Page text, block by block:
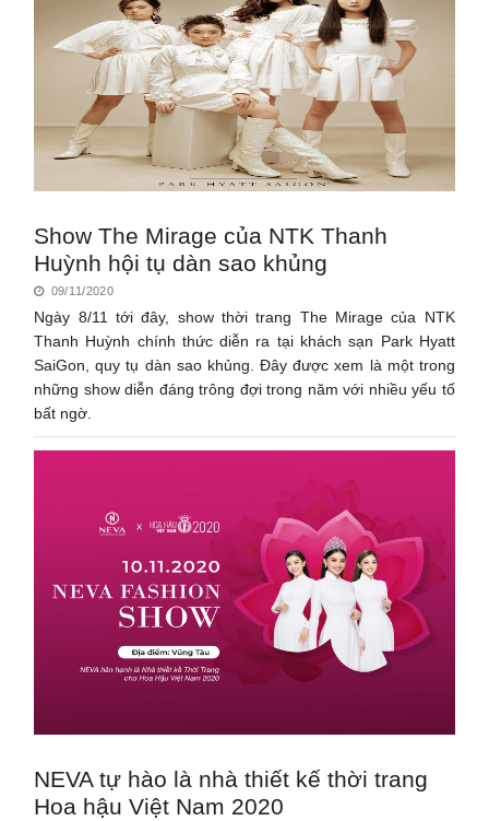
Show The Mirage của NTK Thanh
Huỳnh hội tụ dàn sao khủng
09/11/2020
Ngày 8/11 tới đây, show thời trang The Mirage của NTK
Thanh Huỳnh chính thức diễn ra tại khách sạn Park Hyatt
SaiGon, quy tụ dàn sao khủng. Đây được xem là một trong
những show diễn đáng trông đợi trong năm với nhiều yếu tố
bất ngờ.
NEVA tự hào là nhà thiết kế thời trang
Hoa hậu Việt Nam 2020